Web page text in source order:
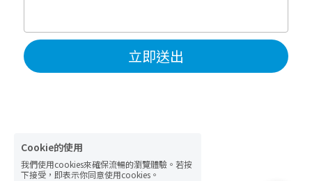
立即送出
Cookie的使用
我們使用cookies來確保流暢的瀏覽體驗。若按
下接受，即表示你同意使用cookies。